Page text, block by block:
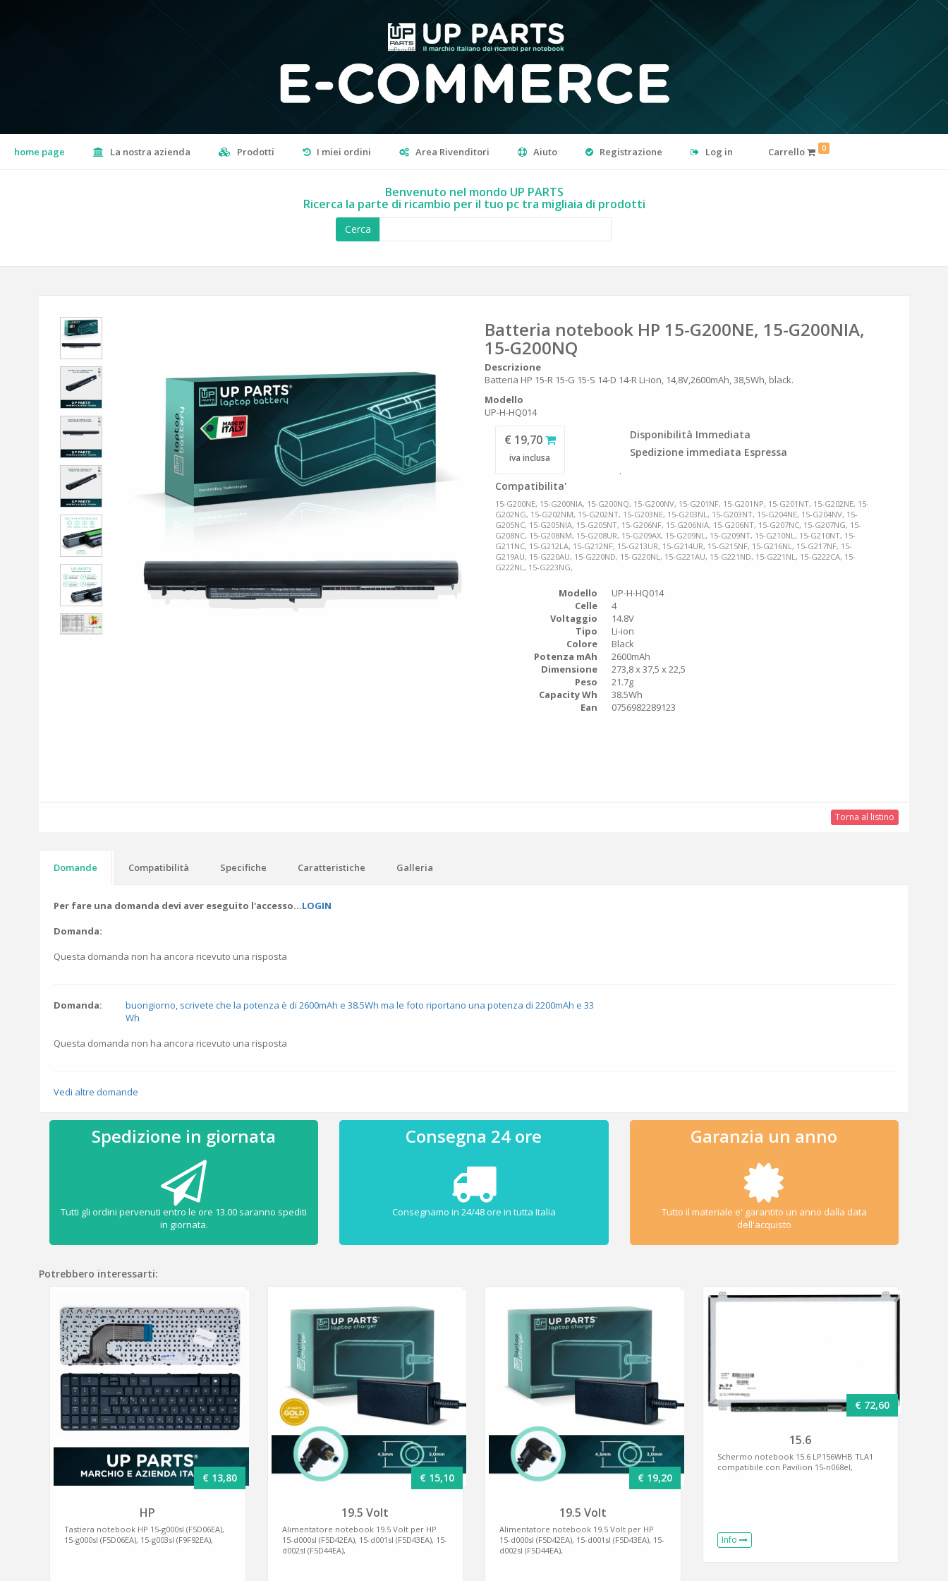
home page La nostra azienda Prodotti I miei ordini Area Rivenditori Aiuto Registrazione Log in Carrello 0
Benvenuto nel mondo UP PARTS
Ricerca la parte di ricambio per il tuo pc tra migliaia di prodotti
Cerca
Batteria notebook HP 15-G200NE, 15-G200NIA,
15-G200NQ
Descrizione
Batteria HP 15-R 15-G 15-S 14-D 14-R Li-ion, 14,8V,2600mAh, 38,5Wh, black.
Modello
UP-H-HQ014
€ 19,70
iva inclusa
Disponibilità Immediata
Spedizione immediata Espressa
.
Compatibilita'
15-G200NE, 15-G200NIA, 15-G200NQ, 15-G200NV, 15-G201NF, 15-G201NP, 15-G201NT, 15-G202NE, 15-
G202NG, 15-G202NM, 15-G202NT, 15-G203NE, 15-G203NL, 15-G203NT, 15-G204NE, 15-G204NV, 15-
G205NC, 15-G205NIA, 15-G205NT, 15-G206NF, 15-G206NIA, 15-G206NT, 15-G207NC, 15-G207NG, 15-
G208NC, 15-G208NM, 15-G208UR, 15-G209AX, 15-G209NL, 15-G209NT, 15-G210NL, 15-G210NT, 15-
G211NC, 15-G212LA, 15-G212NF, 15-G213UR, 15-G214UR, 15-G215NF, 15-G216NL, 15-G217NF, 15-
G219AU, 15-G220AU, 15-G220ND, 15-G220NL, 15-G221AU, 15-G221ND, 15-G221NL, 15-G222CA, 15-
G222NL, 15-G223NG,
Modello
UP-H-HQ014
Celle
4
Voltaggio
14.8V
Tipo
Li-ion
Colore
Black
Potenza mAh
2600mAh
Dimensione
273,8 x 37,5 x 22,5
Peso
21.7g
Capacity Wh
38.5Wh
Ean
0756982289123
Torna al listino
Domande Compatibilità Specifiche Caratteristiche Galleria
Per fare una domanda devi aver eseguito l'accesso...LOGIN
Domanda:
Questa domanda non ha ancora ricevuto una risposta
Domanda:
buongiorno, scrivete che la potenza è di 2600mAh e 38.5Wh ma le foto riportano una potenza di 2200mAh e 33
Wh
Questa domanda non ha ancora ricevuto una risposta
Vedi altre domande
Spedizione in giornata
Tutti gli ordini pervenuti entro le ore 13.00 saranno spediti
in giornata.
Consegna 24 ore
Consegnamo in 24/48 ore in tutta Italia
Garanzia un anno
Tutto il materiale e' garantito un anno dalla data
dell'acquisto
Potrebbero interessarti:
€ 13,80
HP
Tastiera notebook HP 15-g000sl (F5D06EA),
15-g000sl (F5D06EA), 15-g003sl (F9F92EA),
€ 15,10
19.5 Volt
Alimentatore notebook 19.5 Volt per HP
15-d000sl (F5D42EA), 15-d001sl (F5D43EA), 15-
d002sl (F5D44EA),
€ 19,20
19.5 Volt
Alimentatore notebook 19.5 Volt per HP
15-d000sl (F5D42EA), 15-d001sl (F5D43EA), 15-
d002sl (F5D44EA),
€ 72,60
15.6
Schermo notebook 15.6 LP156WHB TLA1
compatibile con Pavilion 15-n068el,
Info